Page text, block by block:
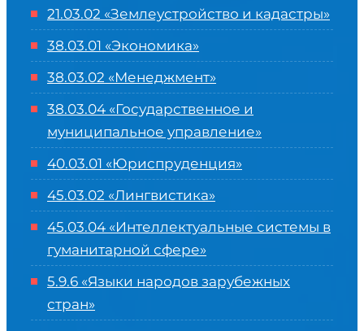
21.03.02 «Землеустройство и кадастры»
38.03.01 «Экономика»
38.03.02 «Менеджмент»
38.03.04 «Государственное и
муниципальное управление»
40.03.01 «Юриспруденция»
45.03.02 «Лингвистика»
45.03.04 «Интеллектуальные системы в
гуманитарной сфере»
5.9.6 «Языки народов зарубежных
стран»